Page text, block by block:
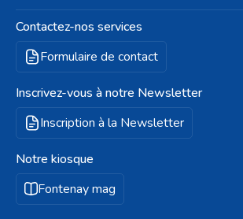
Contactez-nos services
Formulaire de contact
Inscrivez-vous à notre Newsletter
Inscription à la Newsletter
Notre kiosque
Fontenay mag